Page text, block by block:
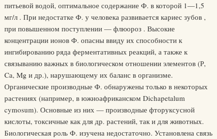
питьевой водой, оптимальное содержание Ф. в которой 1—1,5
мг/л . При недостатке Ф. у человека развивается кариес зубов ,
при повышенном поступлении — флюороз . Высокие
концентрации ионов Ф. опасны ввиду их способности к
ингибированию ряда ферментативных реакций, а также к
связыванию важных в биологическом отношении элементов (Р,
Ca, Mg и др.), нарушающему их баланс в организме.
Органические производные Ф. обнаружены только в некоторых
растениях (например, в южноафриканском Dichapetalum
cymosum). Основные из них — производные фторуксусной
кислоты, токсичные как для др. растений, так и для животных.
Биологическая роль Ф. изучена недостаточно. Установлена связь